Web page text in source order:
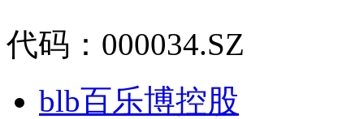
代码：000034.SZ
blb百乐博控股